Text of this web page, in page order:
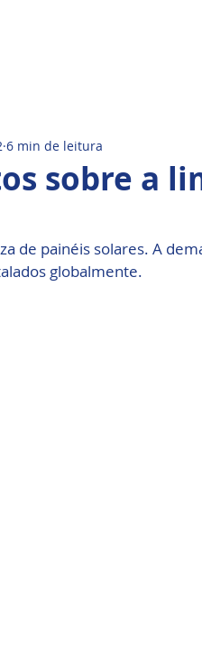
sobre a
6 min de leitura
de painéis solares. A
globalmente.